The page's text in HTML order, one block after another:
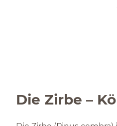
Die Zirbe –